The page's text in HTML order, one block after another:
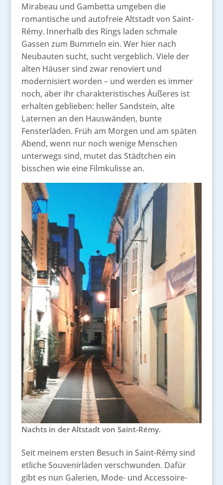
Mirabeau und Gambetta umgeben die
romantische und autofreie Altstadt von Saint-
Rémy. Innerhalb des Rings laden schmale
Gassen zum Bummeln ein. Wer hier nach
Neubauten sucht, sucht vergeblich. Viele der
alten Häuser sind zwar renoviert und
modernisiert worden – und werden es immer
noch, aber ihr charakteristisches Äußeres ist
erhalten geblieben: heller Sandstein, alte
Laternen an den Hauswänden, bunte
Fensterläden. Früh am Morgen und am späten
Abend, wenn nur noch wenige Menschen
unterwegs sind, mutet das Städtchen ein
bisschen wie eine Filmkulisse an.
Nachts in der Altstadt von Saint-Rémy.
Seit meinem ersten Besuch in Saint-Rémy sind
etliche Souvenirläden verschwunden. Dafür
gibt es nun Galerien, Mode- und Accessoire-